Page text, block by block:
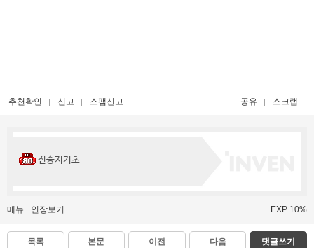
추천확인 신고 스팸신고 공유 스크랩
전승지기초
메뉴 인장보기 EXP 10%
목록 본문 이전 다음 댓글쓰기